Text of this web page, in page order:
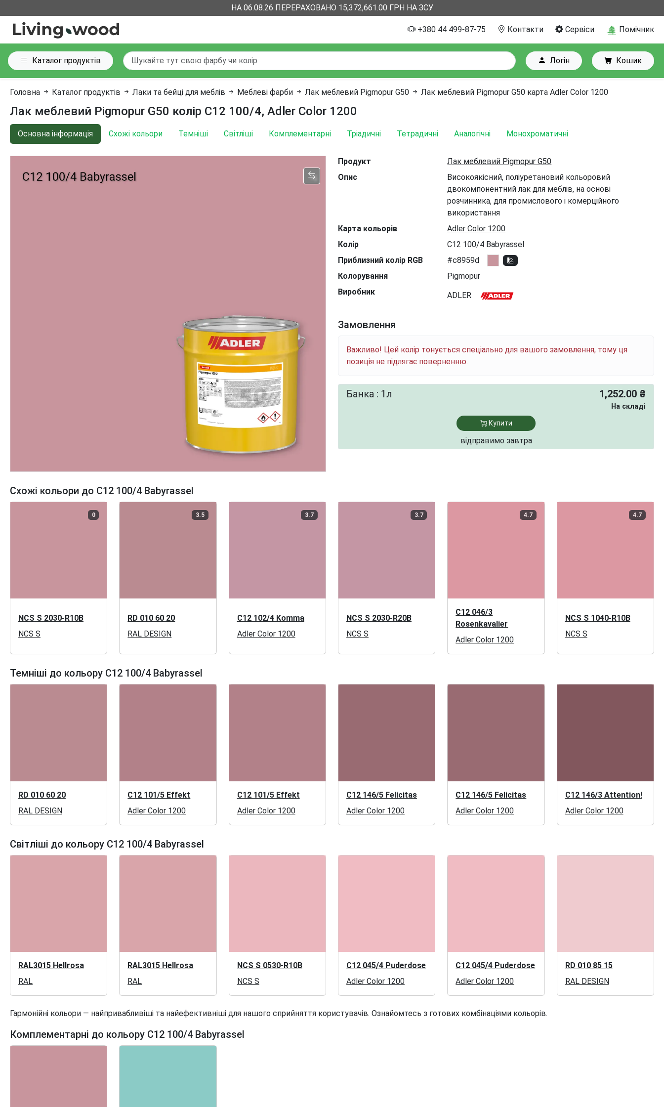
НА 06.08.26 ПЕРЕРАХОВАНО 15,372,661.00 ГРН НА ЗСУ
+380 44 499-87-75 Контакти Сервіси Помічник
Каталог продуктів Логін Кошик
Головна Каталог продуктів Лаки та бейці для меблів Меблеві фарби Лак меблевий Pigmopur G50 Лак меблевий Pigmopur G50 карта Adler Color 1200
Лак меблевий Pigmopur G50 колір C12 100/4, Adler Color 1200
Основна інформація Схожі кольори Темніші Світліші Комплементарні Тріадичні Тетрадичні Аналогічні Монохроматичні
Продукт
Лак меблевий Pigmopur G50
Опис
Високоякісний, поліуретановий кольоровий
двокомпонентний лак для меблів, на основі
розчинника, для промислового і комерційного
використання
Карта кольорів
Adler Color 1200
Колір
C12 100/4 Babyrassel
Приблизний колір RGB
#c8959d
Колорування
Pigmopur
Виробник
ADLER
Замовлення
Важливо! Цей колір тонується спеціально для вашого замовлення, тому ця
позиція не підлягає поверненню.
Банка : 1л 1,252.00 ₴
На складі
Купити
відправимо завтра
Схожі кольори до C12 100/4 Babyrassel
0
NCS S 2030-R10B
NCS S
3.5
RD 010 60 20
RAL DESIGN
3.7
C12 102/4 Komma
Adler Color 1200
3.7
NCS S 2030-R20B
NCS S
4.7
C12 046/3
Rosenkavalier
Adler Color 1200
4.7
NCS S 1040-R10B
NCS S
Темніші до кольору C12 100/4 Babyrassel
RD 010 60 20
RAL DESIGN
C12 101/5 Effekt
Adler Color 1200
C12 101/5 Effekt
Adler Color 1200
C12 146/5 Felicitas
Adler Color 1200
C12 146/5 Felicitas
Adler Color 1200
C12 146/3 Attention!
Adler Color 1200
Світліші до кольору C12 100/4 Babyrassel
RAL3015 Hellrosa
RAL
RAL3015 Hellrosa
RAL
NCS S 0530-R10B
NCS S
C12 045/4 Puderdose
Adler Color 1200
C12 045/4 Puderdose
Adler Color 1200
RD 010 85 15
RAL DESIGN
Гармонійні кольори — найпривабливіші та найефективніші для нашого сприйняття користувачів. Ознайомтесь з готових комбінаціями кольорів.
Комплементарні до кольору C12 100/4 Babyrassel